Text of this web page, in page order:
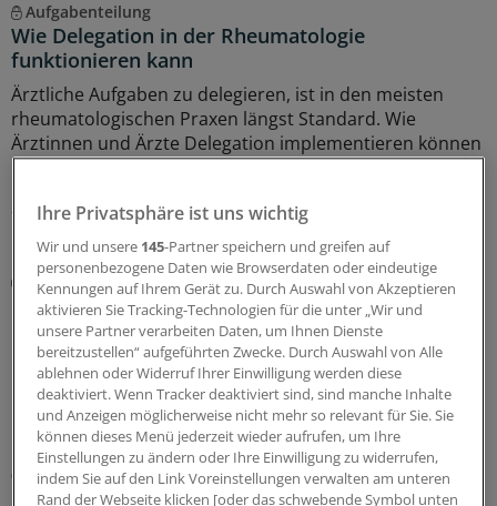
Aufgabenteilung
Wie Delegation in der Rheumatologie
funktionieren kann
Ärztliche Aufgaben zu delegieren, ist in den meisten
rheumatologischen Praxen längst Standard. Wie
Ärztinnen und Ärzte Delegation implementieren können
und was es dafür braucht, zeigt ein Leitfaden.
27.07.2026
Viele Betroffene sind übergewichtig
Osteoarthrose: GLP1-Rezeptoragonisten als neue
Option?
Bisher war die Suche nach einer effektiven Therapie bei
Osteoarthrose wenig erfolgreich. Mit den GLP-1-
Rezeptoragonisten könnte es nun endlich ein
krankheitsmodifizierendes Therapieprinzip geben.
06.07.2026
Ihre Privatsphäre ist uns wichtig
Wir und unsere 145-Partner speichern und greifen auf
personenbezogene Daten wie Browserdaten oder eindeutige
Kennungen auf Ihrem Gerät zu. Durch Auswahl von Akzeptieren
aktivieren Sie Tracking-Technologien für die unter „Wir und
unsere Partner verarbeiten Daten, um Ihnen Dienste
bereitzustellen“ aufgeführten Zwecke. Durch Auswahl von Alle
ablehnen oder Widerruf Ihrer Einwilligung werden diese
deaktiviert. Wenn Tracker deaktiviert sind, sind manche Inhalte
und Anzeigen möglicherweise nicht mehr so relevant für Sie. Sie
können dieses Menü jederzeit wieder aufrufen, um Ihre
Einstellungen zu ändern oder Ihre Einwilligung zu widerrufen,
indem Sie auf den Link Voreinstellungen verwalten am unteren
Rand der Webseite klicken [oder das schwebende Symbol unten